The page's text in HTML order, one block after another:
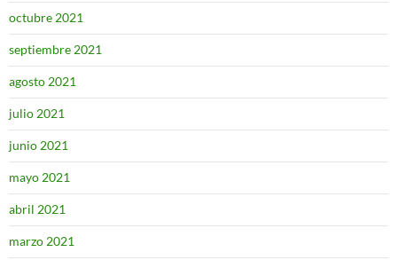
octubre 2021
septiembre 2021
agosto 2021
julio 2021
junio 2021
mayo 2021
abril 2021
marzo 2021